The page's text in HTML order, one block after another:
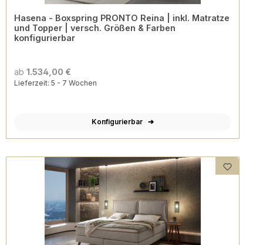
Hasena - Boxspring PRONTO Reina | inkl. Matratze
und Topper | versch. Größen & Farben
konfigurierbar
ab 1.534,00 €
Lieferzeit: 5 - 7 Wochen
Konfigurierbar